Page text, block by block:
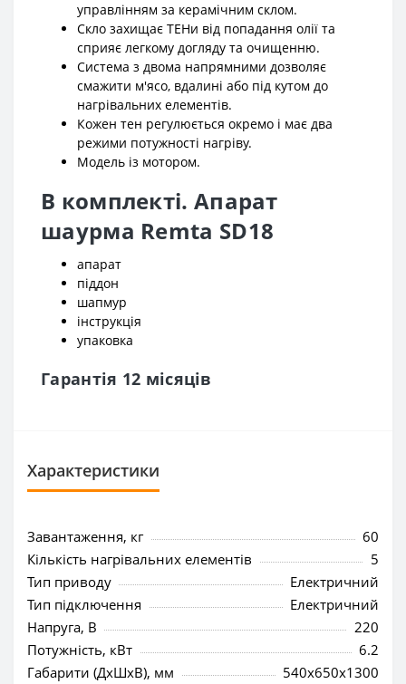
управлінням за керамічним склом.
Скло захищає ТЕНи від попадання олії та
сприяє легкому догляду та очищенню.
Система з двома напрямними дозволяє
смажити м'ясо, вдалині або під кутом до
нагрівальних елементів.
Кожен тен регулюється окремо і має два
режими потужності нагріву.
Модель із мотором.
В комплекті. Апарат
шаурма Remta SD18
апарат
піддон
шапмур
інструкція
упаковка
Гарантія 12 місяців
Характеристики
Завантаження, кг
60
Кількість нагрівальних елементів
5
Тип приводу
Електричний
Тип підключення
Електричний
Напруга, В
220
Потужність, кВт
6.2
Габарити (ДхШхВ), мм
540x650x1300